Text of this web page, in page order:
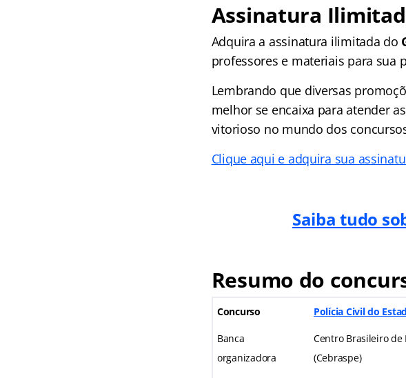
Assinatura
Adquira a assinatura ilimitada do
professores e materiais para sua
Lembrando que diversas
melhor se encaixa para atender
vitorioso no mundo dos
Clique aqui e adquira sua
Saiba tudo
Resumo do
Concurso Polícia Civil do
Banca
organizadora
Centro Brasileiro de
(Cebraspe)